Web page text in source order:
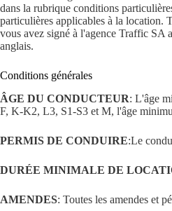
dans la rubrique conditions
particulières applicables à la location.
vous avez signé à l'agence Traffic SA
anglais.
Conditions générales
ÂGE DU CONDUCTEUR: L'âge
F, K-K2, L3, S1-S3 et Μ, l'âge
PERMIS DE CONDUIRE:Le
DURÉE MINIMALE DE
AMENDES: Toutes les amendes et